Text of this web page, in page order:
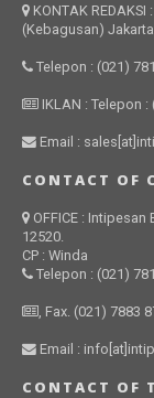
KONTAK
(Kebagusan) Jakarta
Telepon : (021)
IKLAN : Telepon :
Email :
CONTACT OF
OFFICE :
12520.
CP : Winda
Telepon : (021)
, Fax. (021) 7883
Email :
CONTACT OF